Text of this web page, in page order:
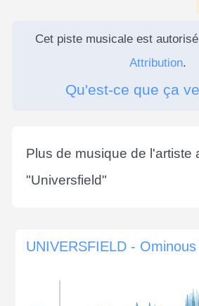
Cet piste musicale est
Attribution.
Qu'est-ce que ça
Plus de musique de l'artiste
"Universfield"
UNIVERSFIELD - Ominous